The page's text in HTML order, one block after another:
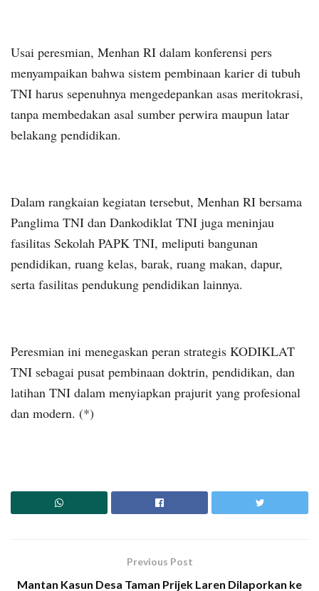
Usai peresmian, Menhan RI dalam konferensi pers
menyampaikan bahwa sistem pembinaan karier di tubuh
TNI harus sepenuhnya mengedepankan asas meritokrasi,
tanpa membedakan asal sumber perwira maupun latar
belakang pendidikan.
Dalam rangkaian kegiatan tersebut, Menhan RI bersama
Panglima TNI dan Dankodiklat TNI juga meninjau
fasilitas Sekolah PAPK TNI, meliputi bangunan
pendidikan, ruang kelas, barak, ruang makan, dapur,
serta fasilitas pendukung pendidikan lainnya.
Peresmian ini menegaskan peran strategis KODIKLAT
TNI sebagai pusat pembinaan doktrin, pendidikan, dan
latihan TNI dalam menyiapkan prajurit yang profesional
dan modern. (*)
Previous Post
Mantan Kasun Desa Taman Prijek Laren Dilaporkan ke